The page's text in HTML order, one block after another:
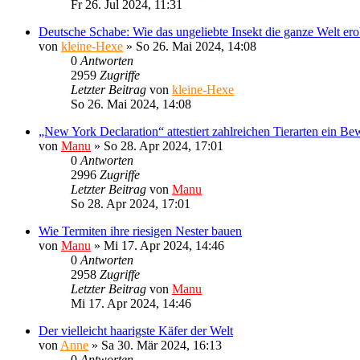
Fr 26. Jul 2024, 11:31
Deutsche Schabe: Wie das ungeliebte Insekt die ganze Welt
von kleine-Hexe » So 26. Mai 2024, 14:08
0 Antworten
2959 Zugriffe
Letzter Beitrag von kleine-Hexe
So 26. Mai 2024, 14:08
„New York Declaration“ attestiert zahlreichen Tierarten ein
von Manu » So 28. Apr 2024, 17:01
0 Antworten
2996 Zugriffe
Letzter Beitrag von Manu
So 28. Apr 2024, 17:01
Wie Termiten ihre riesigen Nester bauen
von Manu » Mi 17. Apr 2024, 14:46
0 Antworten
2958 Zugriffe
Letzter Beitrag von Manu
Mi 17. Apr 2024, 14:46
Der vielleicht haarigste Käfer der Welt
von Anne » Sa 30. Mär 2024, 16:13